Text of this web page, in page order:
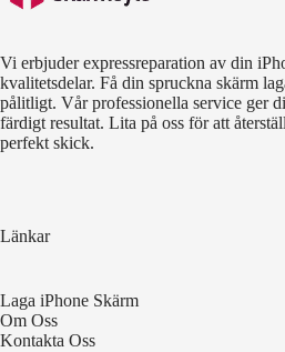
Vi erbjuder expressreparation av din
kvalitetsdelar. Få din spruckna skärm
pålitligt. Vår professionella service ger
färdigt resultat. Lita på oss för att
perfekt skick.
Länkar
Laga iPhone Skärm
Om Oss
Kontakta Oss